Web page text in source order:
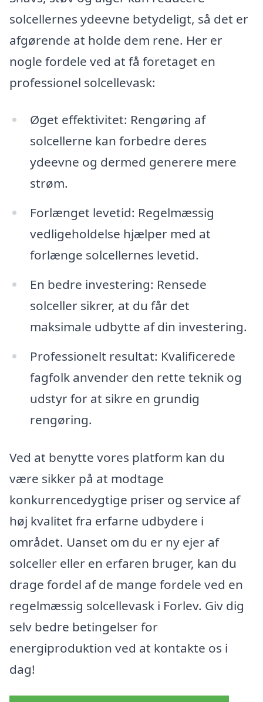
solcellernes ydeevne betydeligt, så det er
afgørende at holde dem rene. Her er
nogle fordele ved at få foretaget en
professionel solcellevask:
Øget effektivitet: Rengøring af
solcellerne kan forbedre deres
ydeevne og dermed generere mere
strøm.
Forlænget levetid: Regelmæssig
vedligeholdelse hjælper med at
forlænge solcellernes levetid.
En bedre investering: Rensede
solceller sikrer, at du får det
maksimale udbytte af din investering.
Professionelt resultat: Kvalificerede
fagfolk anvender den rette teknik og
udstyr for at sikre en grundig
rengøring.
Ved at benytte vores platform kan du
være sikker på at modtage
konkurrencedygtige priser og service af
høj kvalitet fra erfarne udbydere i
området. Uanset om du er ny ejer af
solceller eller en erfaren bruger, kan du
drage fordel af de mange fordele ved en
regelmæssig solcellevask i Forlev. Giv dig
selv bedre betingelser for
energiproduktion ved at kontakte os i
dag!